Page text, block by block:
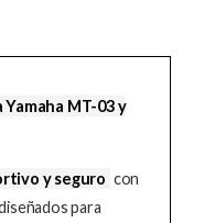
MT-03 y
y seguro con
para